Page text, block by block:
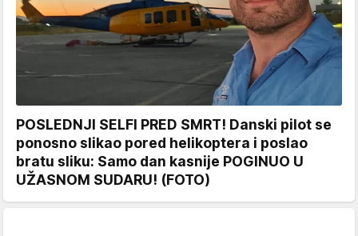
POSLEDNJI SELFI PRED SMRT! Danski pilot se
ponosno slikao pored helikoptera i poslao
bratu sliku: Samo dan kasnije POGINUO U
UŽASNOM SUDARU! (FOTO)